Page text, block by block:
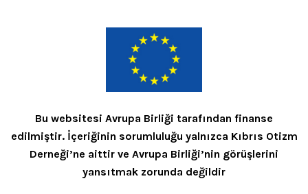
Bu websitesi Avrupa Birliği tarafından finanse
edilmiştir. İçeriğinin sorumluluğu yalnızca Kıbrıs Otizm
Derneği’ne aittir ve Avrupa Birliği’nin görüşlerini
yansıtmak zorunda değildir